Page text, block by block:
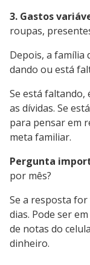
3. Gastos
roupas,
Depois, a família
dando ou está
Se está faltando,
as dívidas. Se
para pensar em
meta familiar.
Pergunta
por mês?
Se a resposta for
dias. Pode ser
de notas do
dinheiro.